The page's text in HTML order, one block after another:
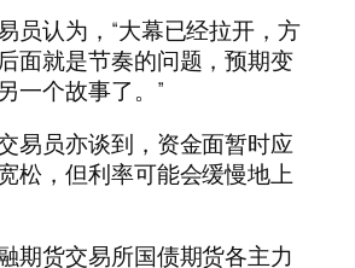
员认为，“大幕已经拉开，方
面就是节奏的问题，预期变
一个故事了。”
易员亦谈到，资金面暂时应
松，但利率可能会缓慢地上
期货交易所国债期货各主力